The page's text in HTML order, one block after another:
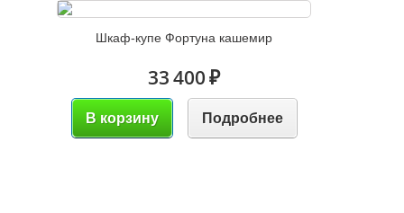
Шкаф-купе Фортуна кашемир
33 400 ₽
В корзину Подробнее